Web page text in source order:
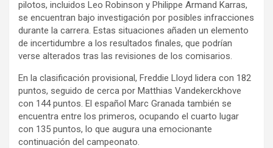
pilotos, incluidos Leo Robinson y Philippe Armand Karras,
se encuentran bajo investigación por posibles infracciones
durante la carrera. Estas situaciones añaden un elemento
de incertidumbre a los resultados finales, que podrían
verse alterados tras las revisiones de los comisarios.
En la clasificación provisional, Freddie Lloyd lidera con 182
puntos, seguido de cerca por Matthias Vandekerckhove
con 144 puntos. El español Marc Granada también se
encuentra entre los primeros, ocupando el cuarto lugar
con 135 puntos, lo que augura una emocionante
continuación del campeonato.